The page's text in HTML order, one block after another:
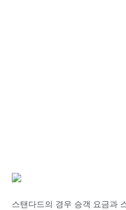
스탠다드의 경우 승객 요금과